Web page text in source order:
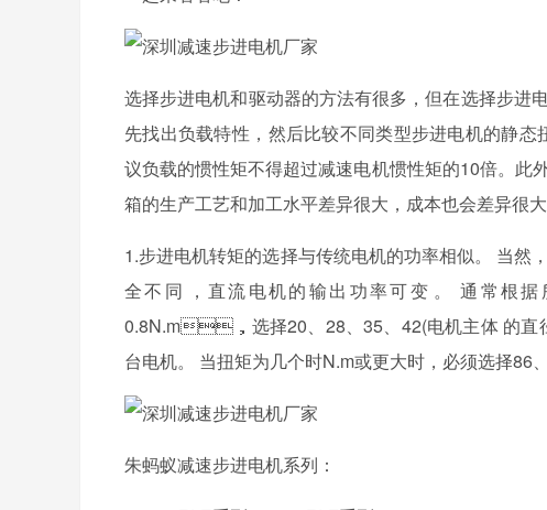
选择步进电机和驱动器的方法有很多，但在选择步进
先找出负载特性，然后比较不同类型步进电机的静态
议负载的惯性矩不得超过减速电机惯性矩的10倍。此外
箱的生产工艺和加工水平差异很大，成本也会差异很大
1.步进电机转矩的选择与传统电机的功率相似。 当然
全不同，直流电机的输出功率可变。 通常根
0.8N.m，选择20、28、35、42(电机主体
台电机。 当扭矩为几个时N.m或更大时，必须选择86、
朱蚂蚁减速步进电机系列：